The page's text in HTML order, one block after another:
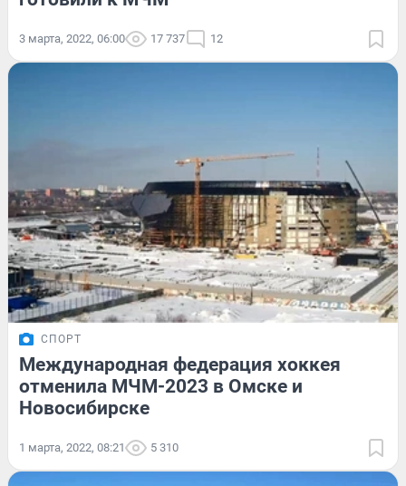
3 марта, 2022, 06:00 17 737 12
СПОРТ
Международная федерация хоккея
отменила МЧМ-2023 в Омске и
Новосибирске
1 марта, 2022, 08:21 5 310